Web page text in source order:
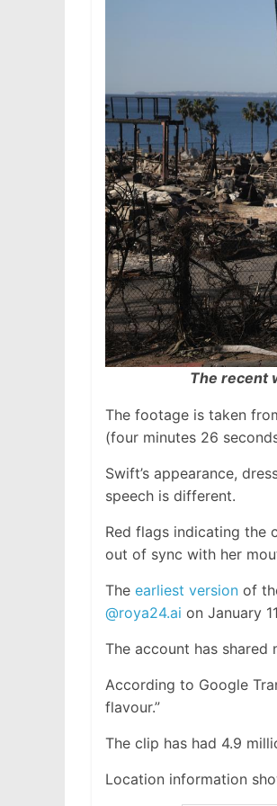
The recent
The footage is taken
(four minutes 26
Swift’s appearance,
speech is different.
Red flags indicating the
out of sync with her
The earliest version of
@roya24.ai on January
The account has shared
According to Google
flavour.”
The clip has had 4.9
Location information